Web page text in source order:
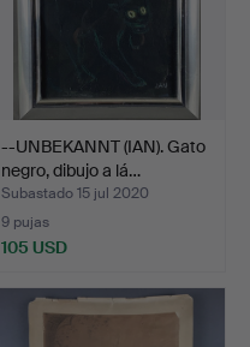
--UNBEKANNT (IAN). Gato
negro, dibujo a lá…
Subastado 15 jul 2020
9 pujas
105 USD